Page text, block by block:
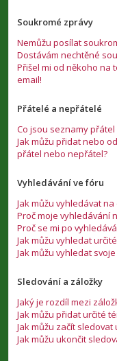
Soukromé zprávy
Nemůžu posílat
Dostávám nechtěné
Přišel mi od někoho na
email!
Přátelé a nepřátelé
Co jsou seznamy
Jak můžu přidat nebo
přátel nebo nepřátel?
Vyhledávání ve fóru
Jak můžu vyhledávat
Proč moje vyhledávání
Proč se mi po
Jak můžu vyhledat
Jak můžu vyhledat
Sledování a záložky
Jaký je rozdíl mezi
Jak můžu přidat určité
Jak můžu začít
Jak můžu ukončit